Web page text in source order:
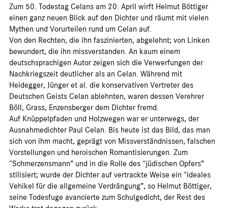
Zum 50. Todestag Celans am 20. April wirft Helmut Böttiger
einen ganz neuen Blick auf den Dichter und räumt mit vielen
Mythen und Vorurteilen rund um Celan auf.
Von den Rechten, die ihn faszinierten, abgelehnt; von Linken
bewundert, die ihn missverstanden. An kaum einem
deutschsprachigen Autor zeigen sich die Verwerfungen der
Nachkriegszeit deutlicher als an Celan. Während mit
Heidegger, Jünger et al. die konservativen Vertreter des
Deutschen Geists Celan ablehnten, waren dessen Verehrer
Böll, Grass, Enzensberger dem Dichter fremd.
Auf Knüppelpfaden und Holzwegen war er unterwegs, der
Ausnahmedichter Paul Celan. Bis heute ist das Bild, das man
sich von ihm macht, geprägt von Missverständnissen, falschen
Vorstellungen und heroischen Romantisierungen. Zum
“Schmerzensmann” und in die Rolle des “jüdischen Opfers”
stilisiert; wurde der Dichter auf vertrackte Weise ein “ideales
Vehikel für die allgemeine Verdrängung”, so Helmut Böttiger,
seine Todesfuge avancierte zum Schulgedicht, der Rest des